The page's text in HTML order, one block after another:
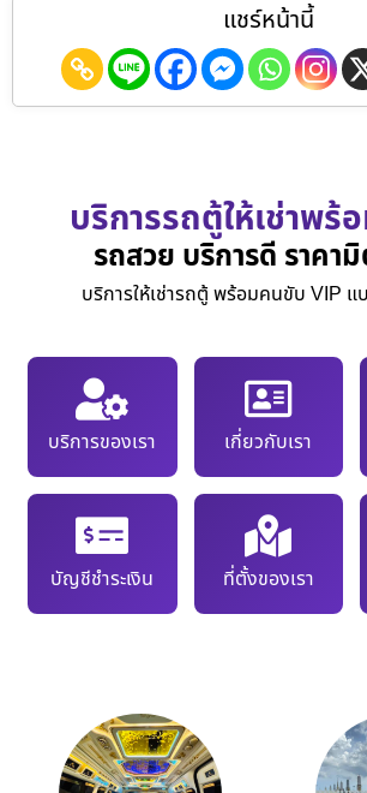
แชร์หน้านี้
บริการรถตู้ให้เช่าพร้
รถสวย บริการดี ราคา
บริการให้เช่ารถตู้ พร้อมคนขับ VIP
บริการของเรา เกี่ยวกับเรา
บัญชีชำระเงิน ที่ตั้งของเรา